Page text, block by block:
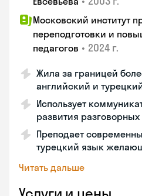
Московский институт
переподготовки и
педагогов • 2024 г.
Жила за границей
английский и
Использует
развития
Преподает
турецкий язык
Читать дальше